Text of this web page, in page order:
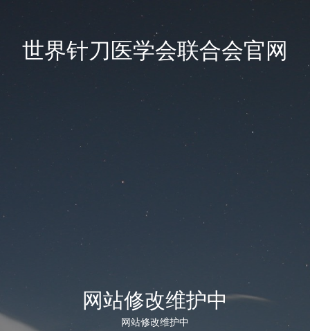
世界针刀医学会联合会官网
网站修改维护中
网站修改维护中